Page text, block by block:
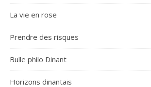
La vie en rose
Prendre des risques
Bulle philo Dinant
Horizons dinantais